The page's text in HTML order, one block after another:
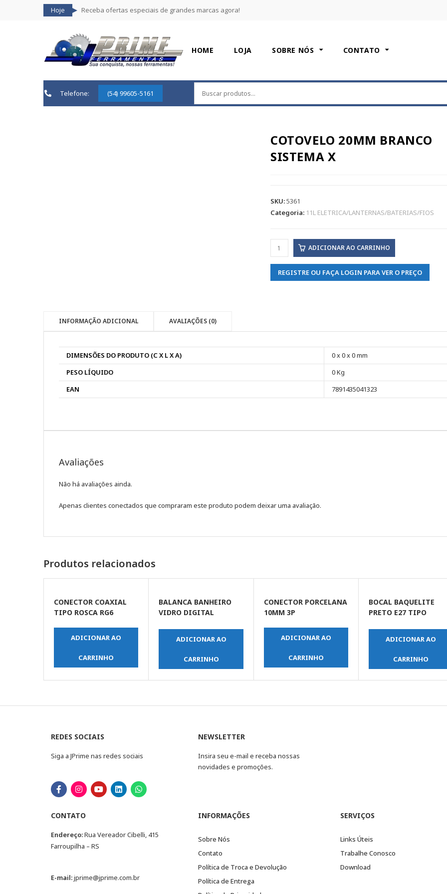
Hoje Receba ofertas especiais de grandes marcas agora!
HOME LOJA SOBRE NÓS CONTATO
Telefone: (54) 99605-5161
COTOVELO 20MM BRANCO
SISTEMA X
SKU:5361
Categoria: 11L ELETRICA/LANTERNAS/BATERIAS/FIOS
ADICIONAR AO CARRINHO
REGISTRE OU FAÇA LOGIN PARA VER O PREÇO
INFORMAÇÃO ADICIONAL AVALIAÇÕES (0)
DIMENSÕES DO PRODUTO (C X L X A)
0 x 0 x 0 mm
PESO LÍQUIDO
0 Kg
EAN
7891435041323
Avaliações
Não há avaliações ainda.
Apenas clientes conectados que compraram este produto podem deixar uma avaliação.
Produtos relacionados
CONECTOR COAXIAL
TIPO ROSCA RG6
ADICIONAR AO
CARRINHO
BALANCA BANHEIRO
VIDRO DIGITAL
ADICIONAR AO
CARRINHO
CONECTOR PORCELANA
10MM 3P
ADICIONAR AO
CARRINHO
BOCAL BAQUELITE
PRETO E27 TIPO
ADICIONAR AO
CARRINHO
REDES SOCIAIS
Siga a JPrime nas redes sociais
NEWSLETTER
Insira seu e-mail e receba nossas
novidades e promoções.
CONTATO
Endereço:Rua Vereador Cibelli, 415
Farroupilha – RS
E-mail:jprime@jprime.com.br
INFORMAÇÕES
Sobre Nós
Contato
Política de Troca e Devolução
Política de Entrega
SERVIÇOS
Links Úteis
Trabalhe Conosco
Download